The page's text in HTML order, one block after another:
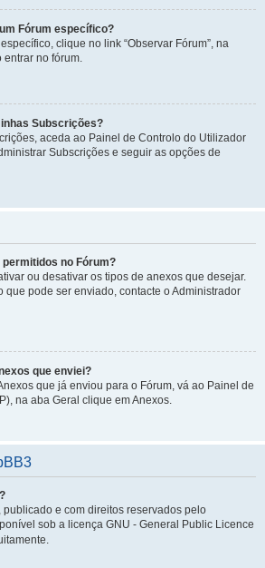
Fórum específico?
clique no link “Observar Fórum”, na
entrar no fórum.
Subscrições?
aceda ao Painel de Controlo do Utilizador
Subscrições e seguir as opções de
no Fórum?
ou desativar os tipos de anexos que desejar.
que pode ser enviado, contacte o Administrador
que enviei?
que já enviou para o Fórum, vá ao Painel de
na aba Geral clique em Anexos.
publicado e com direitos reservados pelo
sob a licença GNU - General Public Licence